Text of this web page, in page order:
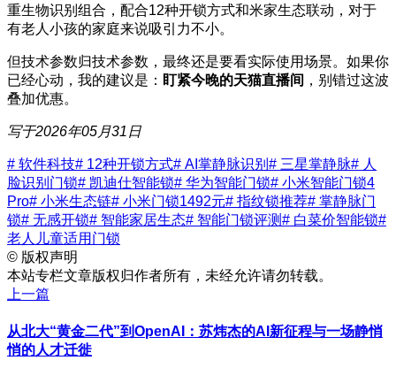
重生物识别组合，配合12种开锁方式和米家生态联动，对于
有老人小孩的家庭来说吸引力不小。
但技术参数归技术参数，最终还是要看实际使用场景。如果你
已经心动，我的建议是： 盯紧今晚的天猫直播间 ，别错过这波
叠加优惠。
写于2026年05月31日
# 软件科技# 12种开锁方式# AI掌静脉识别 # 三星掌静脉# 人
脸识别门锁# 凯迪仕智能锁# 华为智能门锁# 小米智能门锁4
Pro# 小米生态链# 小米门锁1492元# 指纹锁推荐# 掌静脉门
锁# 无感开锁# 智能家居生态# 智能门锁评测# 白菜价智能锁#
老人儿童适用门锁
© 版权声明
本站专栏文章版权归作者所有，未经允许请勿转载。
上一篇
从北大“黄金二代”到OpenAI：苏炜杰的AI新征程与一场静悄
悄的人才迁徙